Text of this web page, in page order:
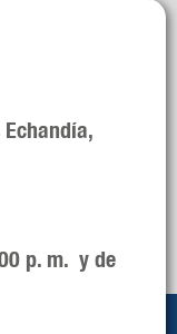
p. m. y de